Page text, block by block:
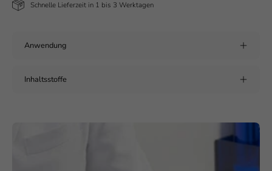
Schnelle Lieferzeit in 1 bis 3 Werktagen
Anwendung
Inhaltsstoffe